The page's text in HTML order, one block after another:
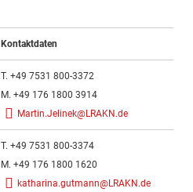
Kontaktdaten
T. +49 7531 800-3372
M. +49 176 1800 3914
Martin.Jelinek@LRAKN.de
T. +49 7531 800-3374
M. +49 176 1800 1620
katharina.gutmann@LRAKN.de